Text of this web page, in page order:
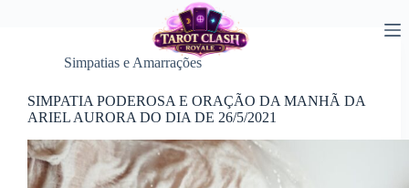
Simpatias e Amarrações
SIMPATIA PODEROSA E ORAÇÃO DA MANHÃ DA
ARIEL AURORA DO DIA DE 26/5/2021